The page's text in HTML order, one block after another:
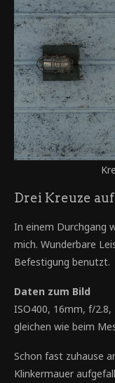
Drei Kreuze
In einem Durchgang
mich. Wunderbare
Befestigung benutzt.
Daten zum Bild
ISO400, 16mm, f/
gleichen wie beim
Schon fast zuhause
Klinkermauer